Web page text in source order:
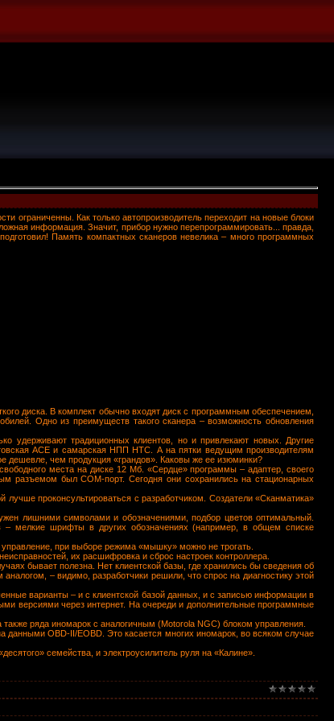
ограниченны. Как только автопроизводитель переходит на новые блоки
информация. Значит, прибор нужно перепрограммировать... правда,
Память компактных сканеров невелика – много программных
диска. В комплект обычно входят диск с программным обеспечением,
Одно из преимуществ такого сканера – возможность обновления
удерживают традиционных клиентов, но и привлекают новых. Другие
АСЕ и самарская НПП НТС. А на пятки ведущим производителям
дешевле, чем продукция «грандов». Каковы же ее изюминки?
места на диске 12 Мб. «Сердце» программы – адаптер, своего
разъемом был СОМ-порт. Сегодня они сохранились на стационарных
проконсультироваться с разработчиком. Создатели «Сканматика»
лишними символами и обозначениями, подбор цветов оптимальный.
мелкие шрифты в других обозначениях (например, в общем списке
при выборе режима «мышку» можно не трогать.
их расшифровка и сброс настроек контроллера.
бывает полезна. Нет клиентской базы, где хранились бы сведения об
– видимо, разработчики решили, что спрос на диагностику этой
варианты – и с клиентской базой данных, и с записью информации в
версиями через интернет. На очереди и дополнительные программные
ряда иномарок с аналогичным (Motorola NGC) блоком управления.
данными OBD-II/ЕОВD. Это касается многих иномарок, во всяком случае
семейства, и электроусилитель руля на «Калине».